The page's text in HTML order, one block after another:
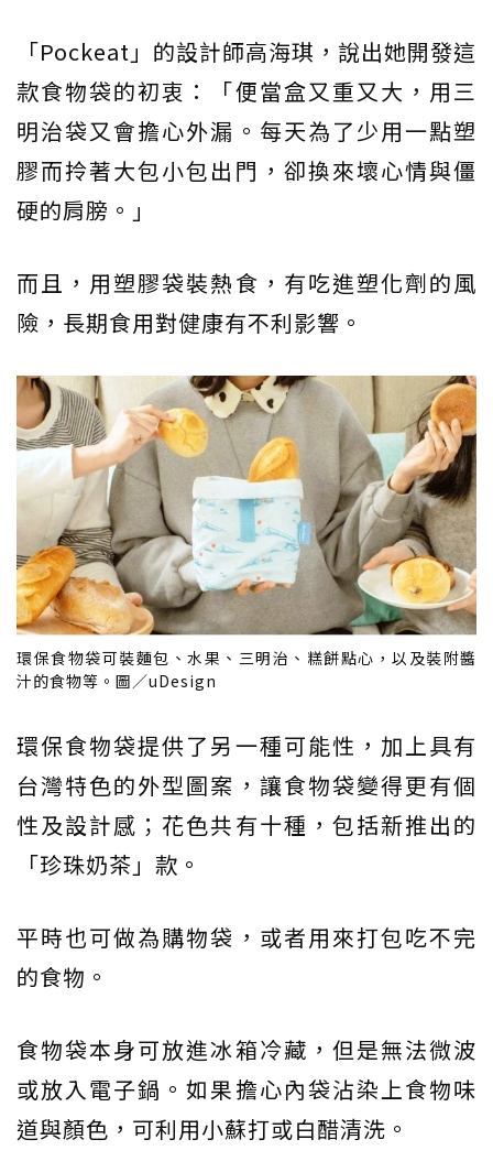
「Pockeat」的設計師高海琪，說出她開發這
款食物袋的初衷：「便當盒又重又大，用三
明治袋又會擔心外漏。每天為了少用一點塑
膠而拎著大包小包出門，卻換來壞心情與僵
硬的肩膀。」
而且，用塑膠袋裝熱食，有吃進塑化劑的風
險，長期食用對健康有不利影響。
環保食物袋可裝麵包、水果、三明治、糕餅點心，以及裝附醬
汁的食物等。圖／uDesign
環保食物袋提供了另一種可能性，加上具有
台灣特色的外型圖案，讓食物袋變得更有個
性及設計感；花色共有十種，包括新推出的
「珍珠奶茶」款。
平時也可做為購物袋，或者用來打包吃不完
的食物。
食物袋本身可放進冰箱冷藏，但是無法微波
或放入電子鍋。如果擔心內袋沾染上食物味
道與顏色，可利用小蘇打或白醋清洗。